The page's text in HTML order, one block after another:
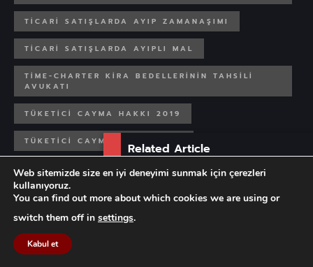
TICARI SATIŞLARDA AYIP ZAMANAŞIMI
TICARI SATIŞLARDA AYIPLI MAL
TIME-CHARTER KIRA BEDELLERININ TAHSILI
AVUKATI
TÜKETICI CAYMA HAKKI 2019
TÜKETICI CAYMA HAKKI 2020
TÜKETICI HAKEM HEYETI TÜKETICI HAKLARI
TÜKETICI HAKLARI 2019
TÜKETICI HAKLARI 2020
TÜKETICI KIM OLUYOR
Related Article
Tek Taraflı İzin Uygulaması
Web sitemizde size en iyi deneyimi sunmak için çerezleri
kullanıyoruz.
You can find out more about which cookies we are using or
switch them off in settings.
Kabul et